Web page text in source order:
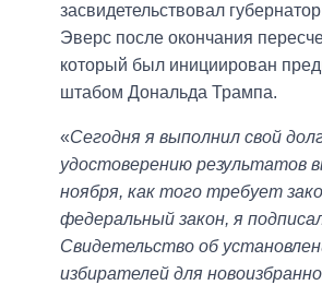
засвидетельствовал
Эверс после окончания
который был инициирован
штабом Дональда Трампа.
«Сегодня я выполнил свой
удостоверению результатов
ноября, как того требует
федеральный закон, я
Свидетельство об
избирателей для